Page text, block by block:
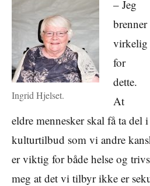
Ingrid Hjelset.
– Jeg
brenner
virkelig
for
dette.
At
eldre mennesker skal få ta del i
kulturtilbud som vi andre
er viktig for både helse og
meg at det vi tilbyr ikke er